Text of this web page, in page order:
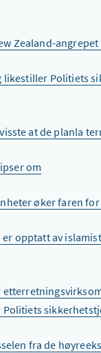
Zealand-
likestiller Politiets
at de planla
om
øker faren
er opptatt av
fra de